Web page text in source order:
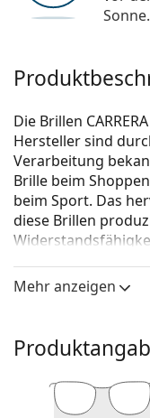
Sonne.
Die Brillen
Hersteller sind
Verarbeitung
Brille beim
beim Sport. Das
diese Brillen
Carrera 8838 J7D 18
von Lentiamo an,
Die schwarze
Mehr anzeigen